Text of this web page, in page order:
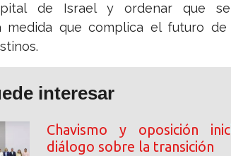
de Israel y ordenar que
medida que complica el futuro
interesar
Chavismo y oposición
diálogo sobre la transición